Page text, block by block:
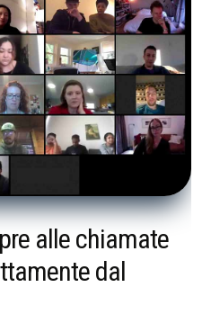
alle chiamate
dal